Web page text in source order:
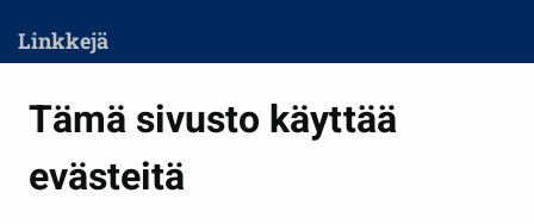
Tämä sivusto käyttää
evästeitä
Linkkejä
Kasvatus ja opetus
Kulttuuri ja liikunta